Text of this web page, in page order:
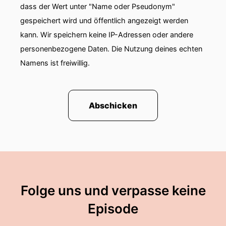
oder.
00:01:30: ich spreche heute mit Michael
Gasmann.
00:01:33: Er ist Intendant der deutschen
00:01:41: Und wir reden über das neue Heft von
Communion, ein Themenheft zum Thema Musik
00:01:51: Das weiß niemand.
00:01:53: aber die christliche Tradition ist sich
dass der Wert unter "Name oder Pseudonym"
gespeichert wird und öffentlich angezeigt werden
kann. Wir speichern keine IP-Adressen oder andere
personenbezogene Daten. Die Nutzung deines echten
Namens ist freiwillig.
Abschicken
Folge uns und verpasse keine
Episode